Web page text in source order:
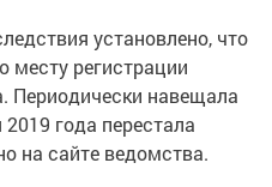
установлено, что
месту регистрации
Периодически навещала
года перестала
на сайте ведомства.